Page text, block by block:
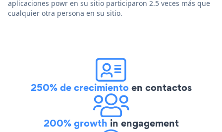
aplicaciones powr en su sitio participaron 2.5 veces más que
cualquier otra persona en su sitio.
250% de crecimientoen contactos
200% growth in engagement